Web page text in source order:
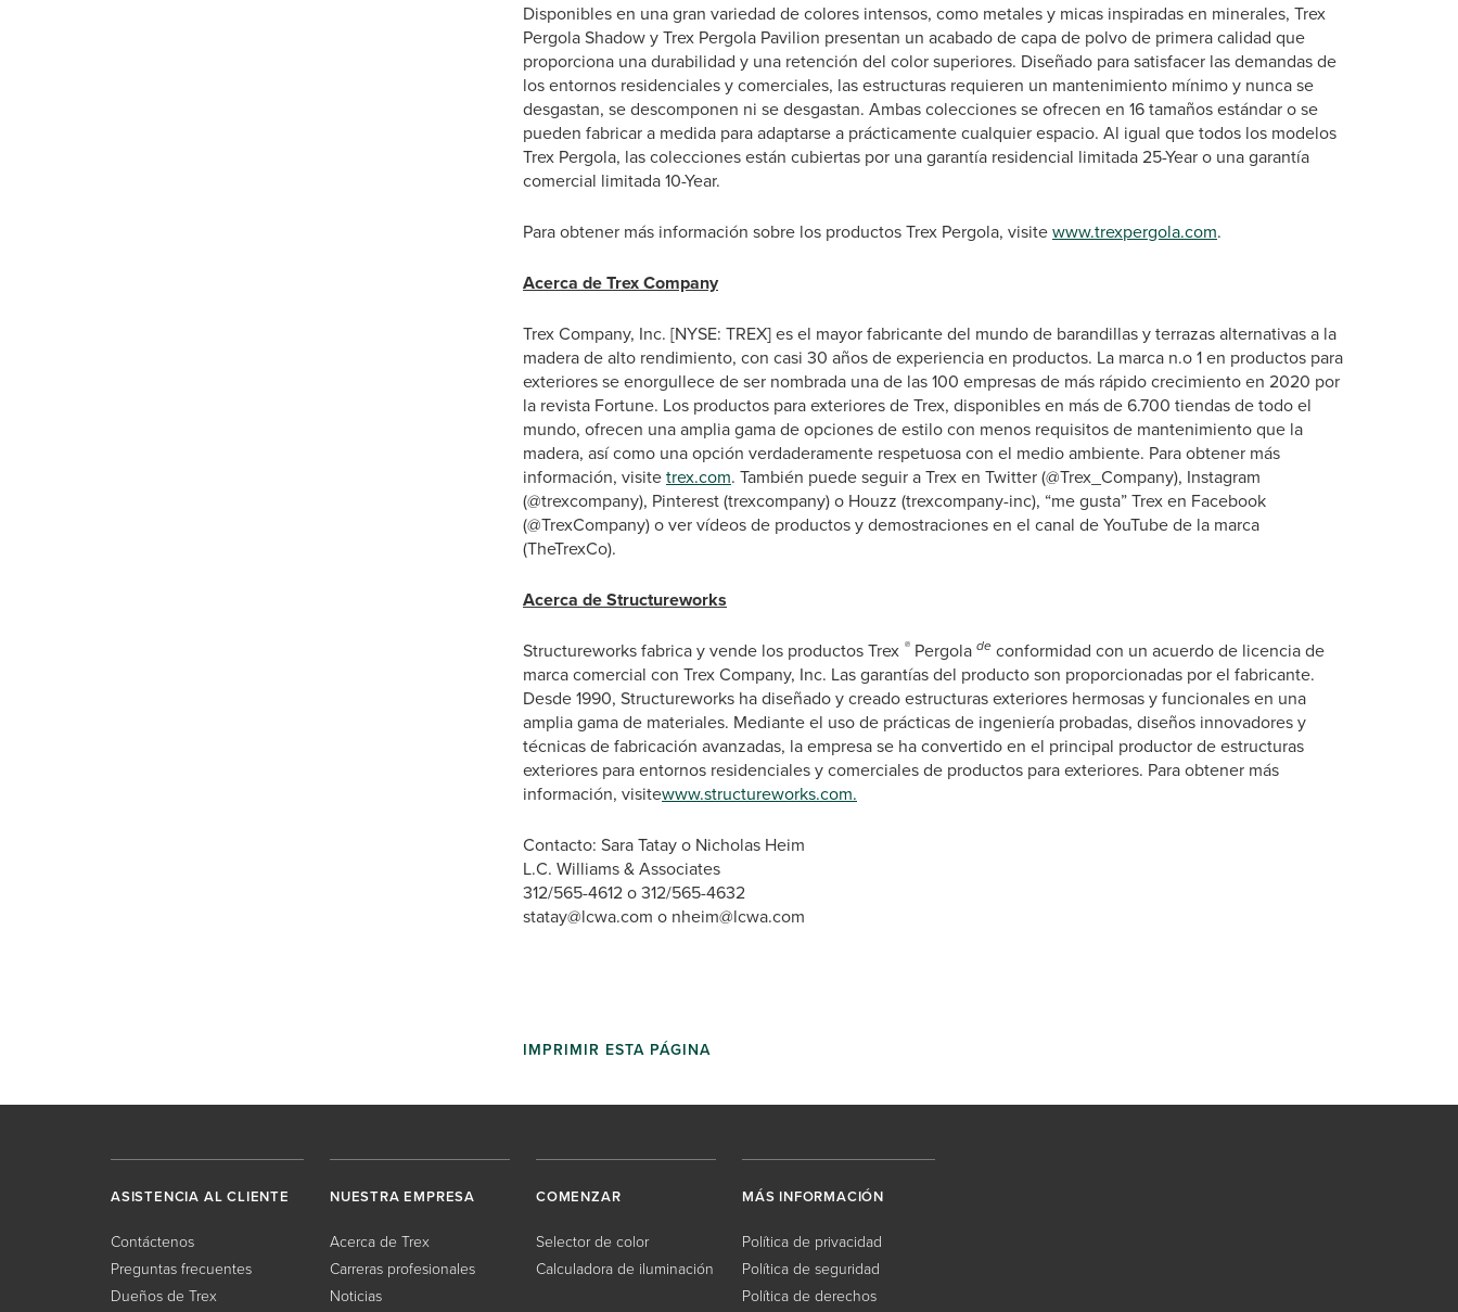
Disponibles en una gran variedad de colores intensos, como metales y micas inspiradas en minerales, Trex
Pergola Shadow y Trex Pergola Pavilion presentan un acabado de capa de polvo de primera calidad que
proporciona una durabilidad y una retención del color superiores. Diseñado para satisfacer las demandas de
los entornos residenciales y comerciales, las estructuras requieren un mantenimiento mínimo y nunca se
desgastan, se descomponen ni se desgastan. Ambas colecciones se ofrecen en 16 tamaños estándar o se
pueden fabricar a medida para adaptarse a prácticamente cualquier espacio. Al igual que todos los modelos
Trex Pergola, las colecciones están cubiertas por una garantía residencial limitada 25-Year o una garantía
comercial limitada 10-Year.
Para obtener más información sobre los productos Trex Pergola, visitewww.trexpergola.com.
Acerca de Trex Company
Trex Company, Inc. [NYSE: TREX] es el mayor fabricante del mundo de barandillas y terrazas alternativas a la
madera de alto rendimiento, con casi 30 años de experiencia en productos. La marca n.o 1 en productos para
exteriores se enorgullece de ser nombrada una de las 100 empresas de más rápido crecimiento en 2020 por
la revista Fortune. Los productos para exteriores de Trex, disponibles en más de 6.700 tiendas de todo el
mundo, ofrecen una amplia gama de opciones de estilo con menos requisitos de mantenimiento que la
madera, así como una opción verdaderamente respetuosa con el medio ambiente. Para obtener más
información, visitetrex.com. También puede seguir a Trex en Twitter (@Trex_Company), Instagram
(@trexcompany), Pinterest (trexcompany) o Houzz (trexcompany-inc), “me gusta” Trex en Facebook
(@TrexCompany) o ver vídeos de productos y demostraciones en el canal de YouTube de la marca
(TheTrexCo).
Acerca de Structureworks
Structureworks fabrica y vende los productos Trex ® Pergola de conformidad con un acuerdo de licencia de
marca comercial con Trex Company, Inc. Las garantías del producto son proporcionadas por el fabricante.
Desde 1990, Structureworks ha diseñado y creado estructuras exteriores hermosas y funcionales en una
amplia gama de materiales. Mediante el uso de prácticas de ingeniería probadas, diseños innovadores y
técnicas de fabricación avanzadas, la empresa se ha convertido en el principal productor de estructuras
exteriores para entornos residenciales y comerciales de productos para exteriores. Para obtener más
información, visitewww.structureworks.com.
Contacto: Sara Tatay o Nicholas Heim
L.C. Williams & Associates
312/565-4612 o 312/565-4632
statay@lcwa.com o nheim@lcwa.com
IMPRIMIR ESTA PÁGINA
ASISTENCIA AL CLIENTE
Contáctenos
Preguntas frecuentes
Dueños de Trex
NUESTRA EMPRESA
Acerca de Trex
Carreras profesionales
Noticias
COMENZAR
Selector de color
Calculadora de iluminación
MÁS INFORMACIÓN
Política de privacidad
Política de seguridad
Política de derechos